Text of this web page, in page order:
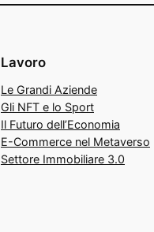
Lavoro
Le Grandi Aziende
Gli NFT e lo Sport
Il Futuro dell’Economia
E-Commerce nel Metaverso
Settore Immobiliare 3.0